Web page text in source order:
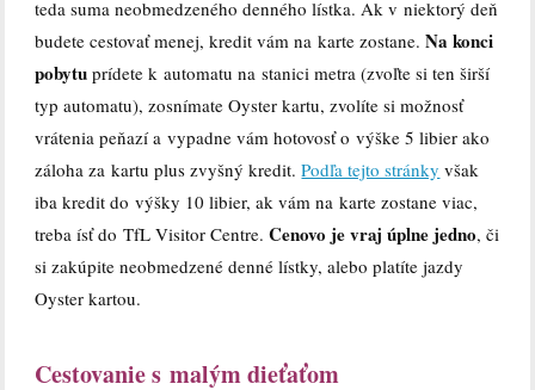
teda suma neobmedzeného denného lístka. Ak v niektorý deň
budete cestovať menej, kredit vám na karte zostane.Na konci
pobytu prídete k automatu na stanici metra (zvoľte si ten širší
typ automatu), zosnímate Oyster kartu, zvolíte si možnosť
vrátenia peňazí a vypadne vám hotovosť o výške 5 libier ako
záloha za kartu plus zvyšný kredit.Podľa tejto stránky však
iba kredit do výšky 10 libier, ak vám na karte zostane viac,
treba ísť do TfL Visitor Centre.Cenovo je vraj úplne jedno, či
si zakúpite neobmedzené denné lístky, alebo platíte jazdy
Oyster kartou.
Cestovanie s malým dieťaťom